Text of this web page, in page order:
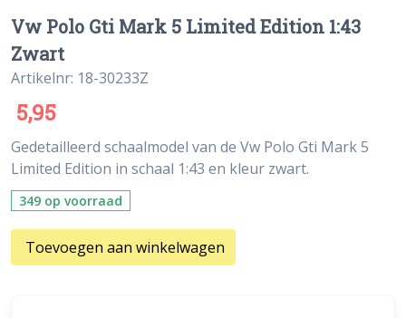
Vw Polo Gti Mark 5 Limited Edition 1:43
Zwart
Artikelnr: 18-30233Z
5,95
Gedetailleerd schaalmodel van de Vw Polo Gti Mark 5
Limited Edition in schaal 1:43 en kleur zwart.
349 op voorraad
Toevoegen aan winkelwagen